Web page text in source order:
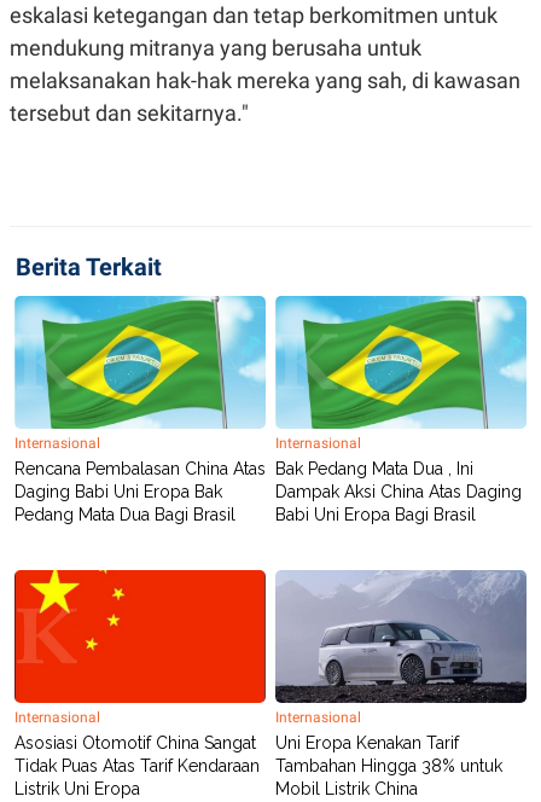
N
T
A
N
C
E
S
S
R
L
A
G
A
N
E
T
A
I
E
J
M
T
E
N
E
P
A
R
A
D
V
R
T
S
I
N
G
K
eskalasi ketegangan dan tetap berkomitmen untuk
mendukung mitranya yang berusaha untuk
melaksanakan hak-hak mereka yang sah, di kawasan
tersebut dan sekitarnya."
Berita Terkait
Internasional
Rencana Pembalasan China Atas
Daging Babi Uni Eropa Bak
Pedang Mata Dua Bagi Brasil
Internasional
Bak Pedang Mata Dua , Ini
Dampak Aksi China Atas Daging
Babi Uni Eropa Bagi Brasil
Internasional
Asosiasi Otomotif China Sangat
Tidak Puas Atas Tarif Kendaraan
Listrik Uni Eropa
Internasional
Uni Eropa Kenakan Tarif
Tambahan Hingga 38% untuk
Mobil Listrik China